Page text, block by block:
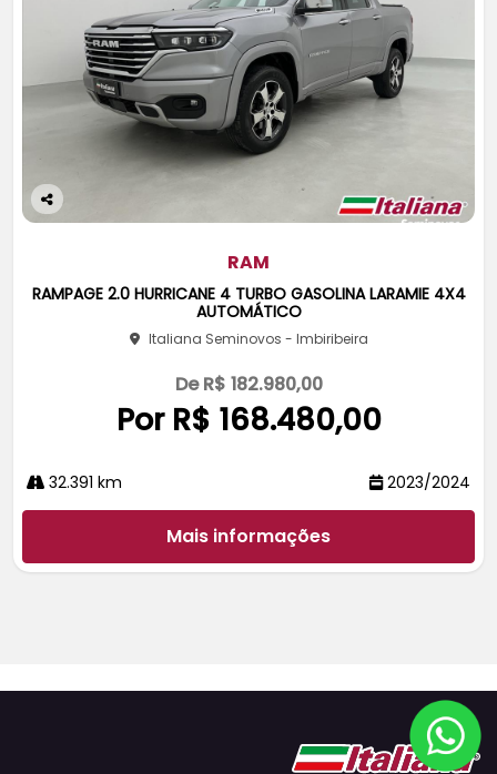
Co
he
RAM
RAMPAGE 2.0 HURRICANE 4 TURBO GASOLINA LARAMIE 4X4
AUTOMÁTICO
Italiana Seminovos - Imbiribeira
De R$ 182.980,00
Por R$ 168.480,00
32.391 km 2023/2024
Mais informações